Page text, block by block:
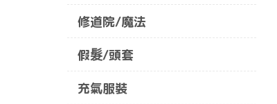
修道院/魔法
假髮/頭套
充氣服裝